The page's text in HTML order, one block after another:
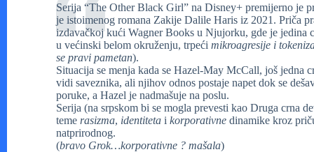
Serija “The Other Black Girl” na Disney+ premijerno je
je istoimenog romana Zakije Dalile Haris iz 2021. Priča
izdavačkoj kući Wagner Books u Njujorku, gde je jedina
u većinski belom okruženju, trpeći mikroagresije i
se pravi pametan).
Situacija se menja kada se Hazel-May McCall, još
vidi saveznika, ali njihov odnos postaje napet dok se
poruke, a Hazel je nadmašuje na poslu.
Serija (na srpskom bi se mogla prevesti kao Druga crna
teme rasizma, identiteta i korporativne dinamike kroz
natprirodnog.
(bravo Grok…korporativne ? mašala)